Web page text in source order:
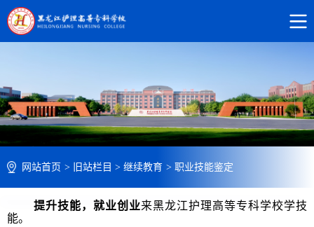
网站首页 > 旧站栏目 > 继续教育 > 职业技能鉴定
提升技能，就业创业来黑龙江护理高等专科学校学技
能。